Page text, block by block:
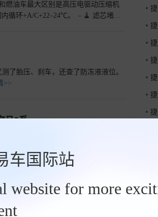
车国际站
website for more
燃油车最大区别是高压电驱动压缩机
了胎压、刹车，还查了防冻液液位。
>>
马5系
雷克萨斯ES、捷尼赛思G80、沃尔沃
看详情>>